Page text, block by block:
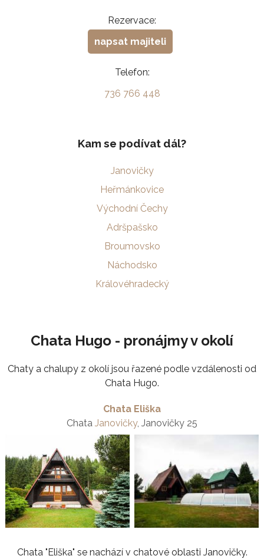
Rezervace:
napsat majiteli
Telefon:
736 766 448
Kam se podívat dál?
Janovičky
Heřmánkovice
Východní Čechy
Adršpašsko
Broumovsko
Náchodsko
Královéhradecký
Chata Hugo - pronájmy v okolí
Chaty a chalupy z okolí jsou řazené podle vzdálenosti od
Chata Hugo.
Chata Eliška
Chata Janovičky, Janovičky 25
Chata "Eliška" se nachází v chatové oblasti Janovičky.